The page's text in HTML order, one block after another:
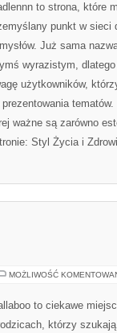
to strona, które
punkt w sieci
Już sama
wyrazistym,
użytkowników,
prezentowania
ważne są zarówno
Styl Życia i
MOŻLIWOŚĆ
to ciekawe
którzy